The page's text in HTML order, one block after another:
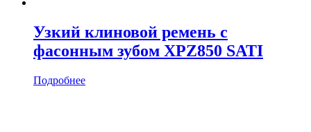
Узкий клиновой ремень с
фасонным зубом XPZ850 SATI
Подробнее